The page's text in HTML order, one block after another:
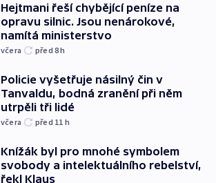
Hejtmani řeší chybějící peníze na
opravu silnic. Jsou nenárokové,
namítá ministerstvo
včera před 8h
Policie vyšetřuje násilný čin v
Tanvaldu, bodná zranění při něm
utrpěli tři lidé
včera před 11 h
Knížák byl pro mnohé symbolem
svobody a intelektuálního rebelství,
řekl Klaus